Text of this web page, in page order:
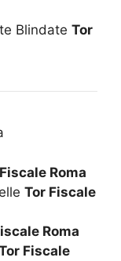
Blindate Tor
Roma
Tor Fiscale
Roma
Fiscale